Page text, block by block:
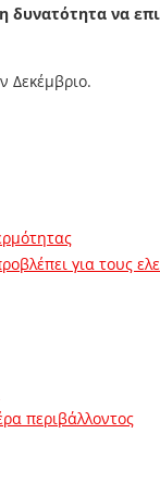
να
Δεκέμβριο.
για τους
περιβάλλοντος